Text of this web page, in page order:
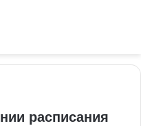
расписания